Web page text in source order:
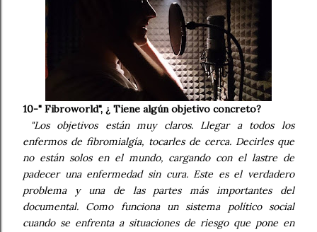
10-" Fibroworld", ¿ Tiene algún objetivo concreto?
"Los objetivos están muy claros. Llegar a todos los
enfermos de fibromialgía, tocarles de cerca. Decirles que
no están solos en el mundo, cargando con el lastre de
padecer una enfermedad sin cura. Este es el verdadero
problema y una de las partes más importantes del
documental. Como funciona un sistema político social
cuando se enfrenta a situaciones de riesgo que pone en